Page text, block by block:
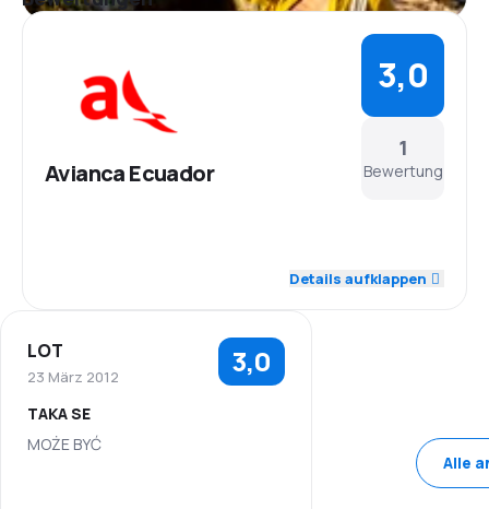
Avianca Ecuador
1
Bewertung
3,0
Ticketpreise
3,0
Details aufklappen
LOT
23 März 2012 3,0
TAKA SE
MOŻE BYĆ
Alle